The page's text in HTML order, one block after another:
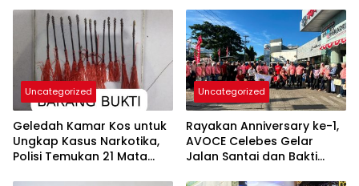
Uncategorized
Geledah Kamar Kos untuk
Ungkap Kasus Narkotika,
Polisi Temukan 21 Mata
Uncategorized
Rayakan Anniversary ke-1,
AVOCE Celebes Gelar
Jalan Santai dan Bakti